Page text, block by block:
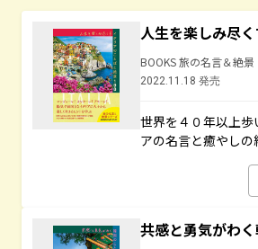
人生を楽しみ尽
BOOKS 旅の名言＆絶景
2022.11.18 発売
世界を４０年以上
アの名言と癒やしの
共感と勇気がわ